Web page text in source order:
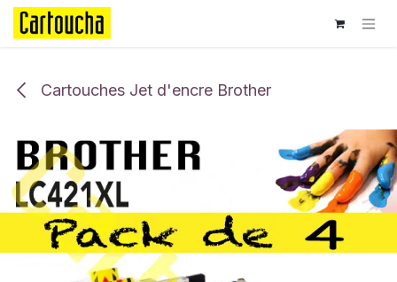
Se rendre au contenu
Cartouches Jet d'encre Brother